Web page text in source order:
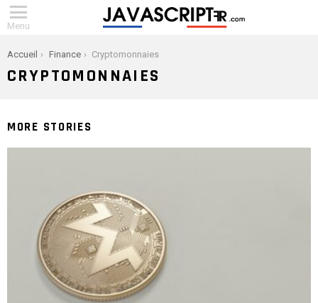
Menu
You are here:
Accueil Finance Cryptomonnaies
CRYPTOMONNAIES
MORE STORIES